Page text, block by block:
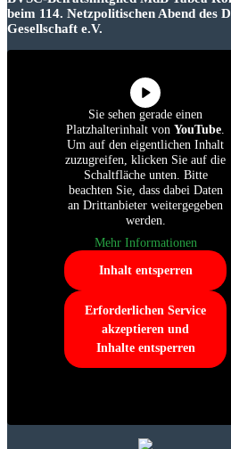
beim 114. Netzpolitischen Abend des
Gesellschaft e.V.
Sie sehen gerade einen
Platzhalterinhalt von YouTube.
Um auf den eigentlichen Inhalt
zuzugreifen, klicken Sie auf die
Schaltfläche unten. Bitte
beachten Sie, dass dabei Daten
an Drittanbieter weitergegeben
werden.
Mehr Informationen
Inhalt entsperren
Erforderlichen Service
akzeptieren und
Inhalte entsperren